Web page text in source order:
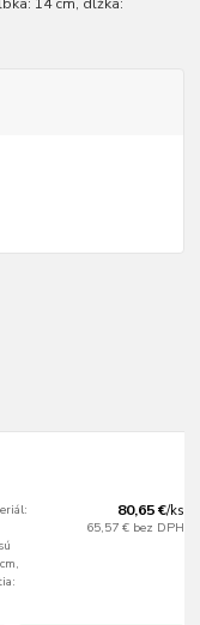
14 cm, dĺžka:
80,65 €/ks
65,57 € bez DPH